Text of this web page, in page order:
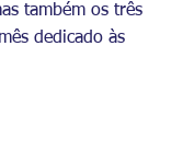
também os três
dedicado às